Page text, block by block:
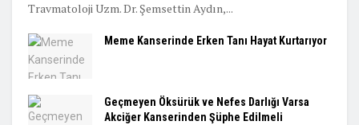
Travmatoloji Uzm. Dr. Şemsettin Aydın,...
Meme Kanserinde Erken Tanı Hayat Kurtarıyor
Geçmeyen Öksürük ve Nefes Darlığı Varsa
Akciğer Kanserinden Şüphe Edilmeli